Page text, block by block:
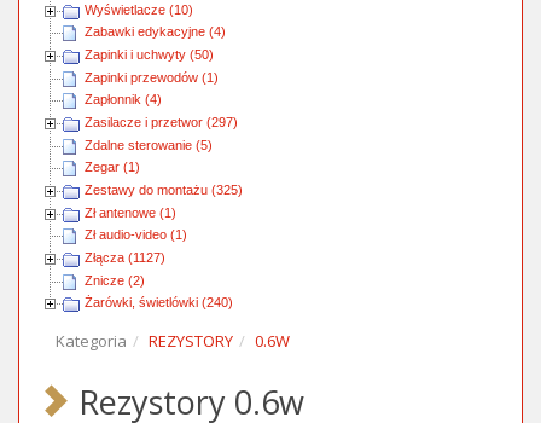
Wyświetlacze (10)
Zabawki edykacyjne (4)
Zapinki i uchwyty (50)
Zapinki przewodów (1)
Zapłonnik (4)
Zasilacze i przetwor (297)
Zdalne sterowanie (5)
Zegar (1)
Zestawy do montażu (325)
Zł antenowe (1)
Zł audio-video (1)
Złącza (1127)
Znicze (2)
Żarówki, świetlówki (240)
Kategoria REZYSTORY 0.6W
Rezystory 0.6w